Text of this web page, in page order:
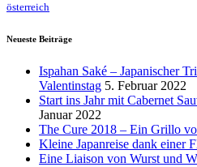
österreich
Neueste Beiträge
Ispahan Saké – Japanischer
Valentinstag 5. Februar 2022
Start ins Jahr mit Cabernet
Januar 2022
The Cure 2018 – Ein Grillo
Kleine Japanreise dank einer
Eine Liaison von Wurst und